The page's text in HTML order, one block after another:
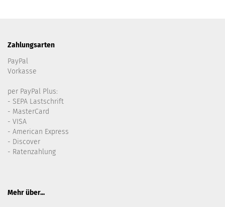
Zahlungsarten
PayPal
Vorkasse
per PayPal Plus:
- SEPA Lastschrift
- MasterCard
- VISA
- American Express
- Discover
- Ratenzahlung
Mehr über...